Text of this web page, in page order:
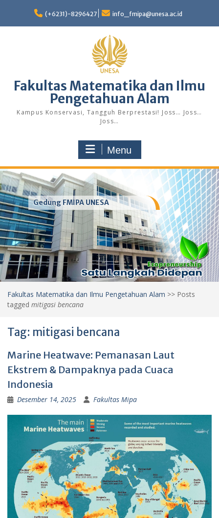
content
(+6231)-8296427 info_fmipa@unesa.ac.id
Fakultas Matematika dan Ilmu
Pengetahuan Alam
Kampus Konservasi, Tangguh Berprestasi! Joss… Joss…
Joss…
Menu
Gedung FMIPA UNESA
Fakultas Matematika dan Ilmu Pengetahuan Alam >> Posts
tagged mitigasi bencana
Tag: mitigasi bencana
Marine Heatwave: Pemanasan Laut
Ekstrem & Dampaknya pada Cuaca
Indonesia
Desember 14, 2025 Fakultas Mipa